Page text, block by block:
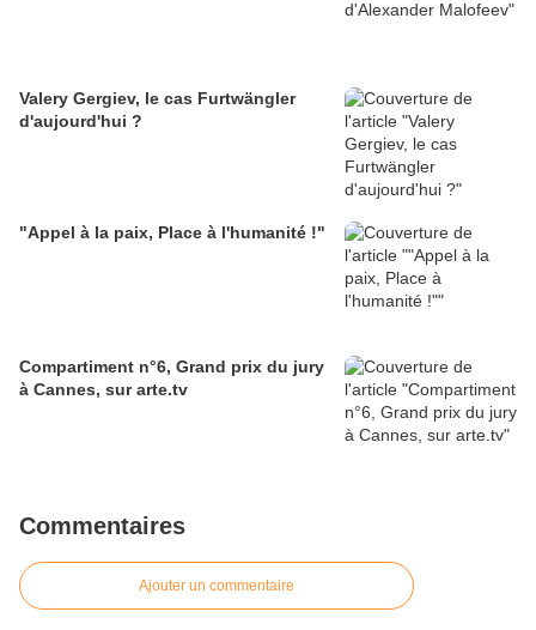
Valery Gergiev, le cas Furtwängler
d'aujourd'hui ?
"Appel à la paix, Place à l'humanité !"
Compartiment n°6, Grand prix du jury
à Cannes, sur arte.tv
Commentaires
Ajouter un commentaire